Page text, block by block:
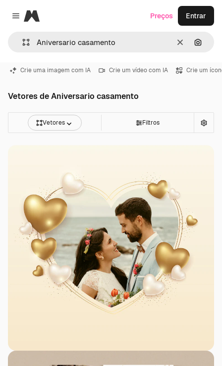
Close menu
Magnific
Limpar
Preços Entrar
Crie uma imagem com IA Crie um vídeo com IA Crie um
Vetores de Aniversario casamento
Vetores Filtros